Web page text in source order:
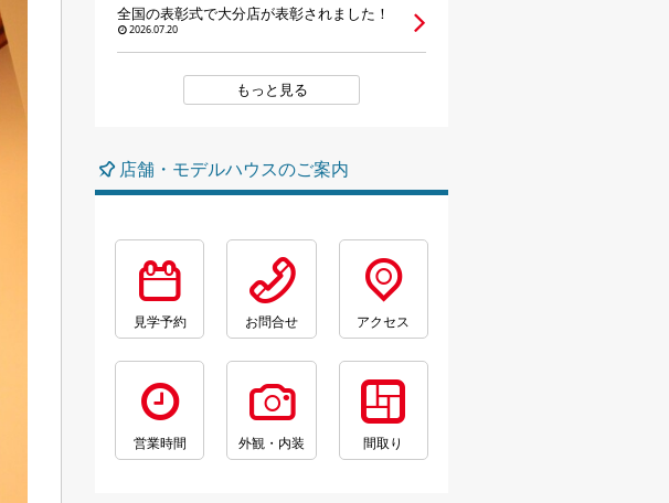
全国の表彰式で大分店が表彰されました！
2026.07.20
もっと見る
店舗・モデルハウスのご案内
見学予約 お問合せ アクセス
営業時間 外観・内装 間取り